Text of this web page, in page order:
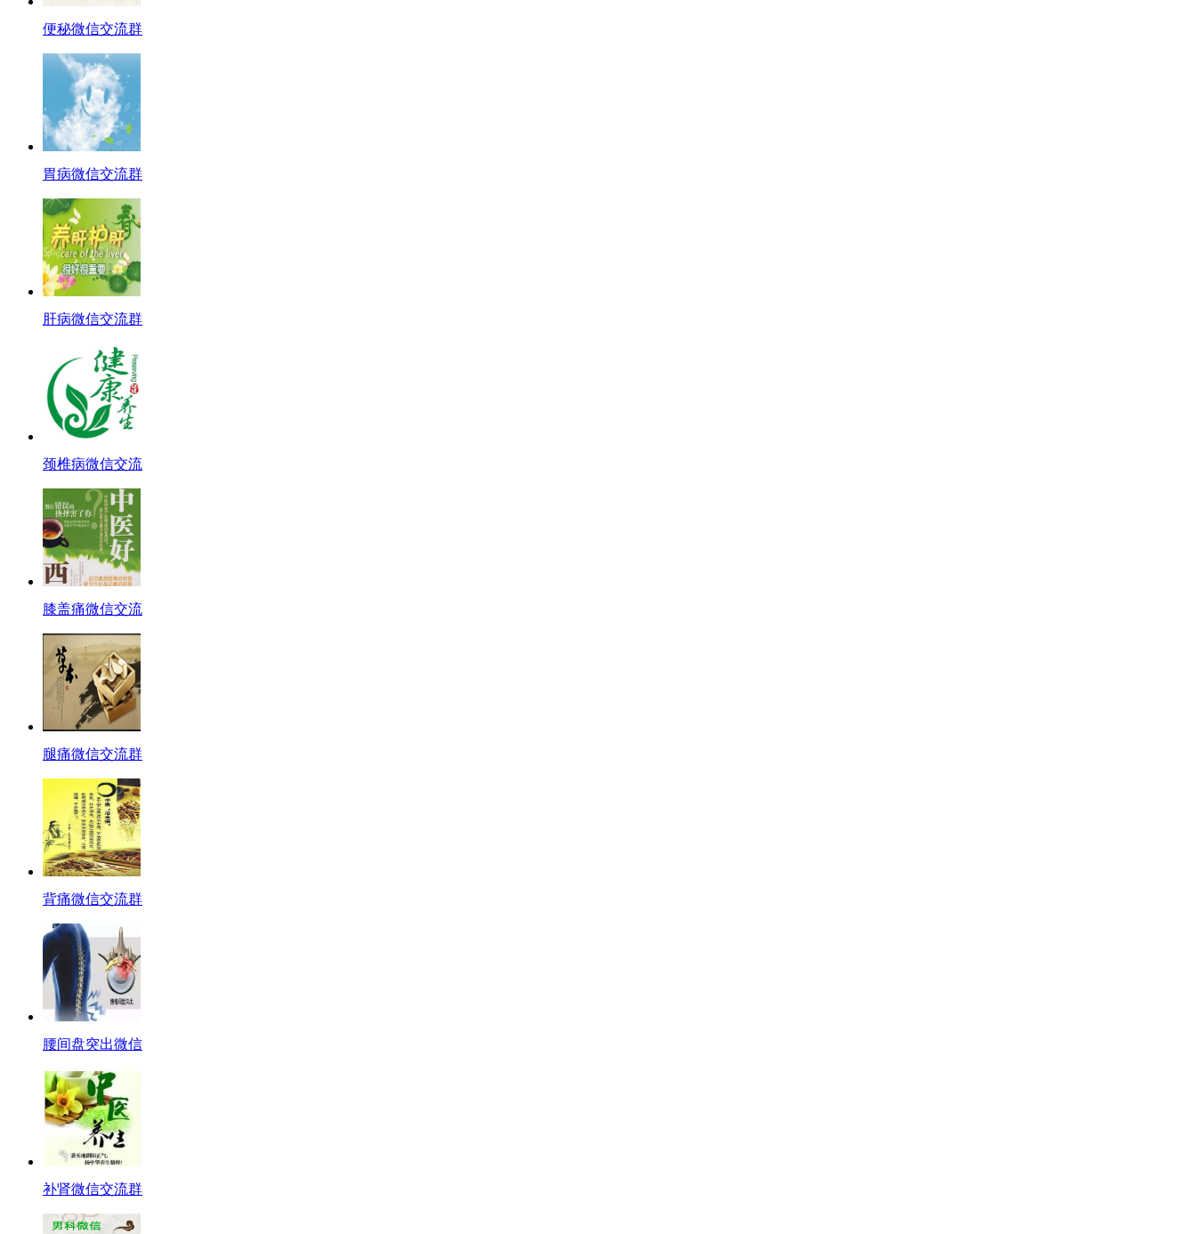
便秘微信交流群
胃病微信交流群
肝病微信交流群
颈椎病微信交流
膝盖痛微信交流
腿痛微信交流群
背痛微信交流群
腰间盘突出微信
补肾微信交流群